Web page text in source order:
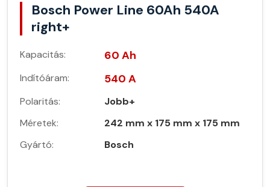
Bosch Power Line 60Ah 540A
right+
Kapacitás: 60 Ah
Indítóáram: 540 A
Polaritás:
Jobb+
Méretek:
242 mm x 175 mm x 175 mm
Gyártó:
Bosch